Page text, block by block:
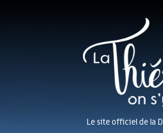
Le site officiel de la